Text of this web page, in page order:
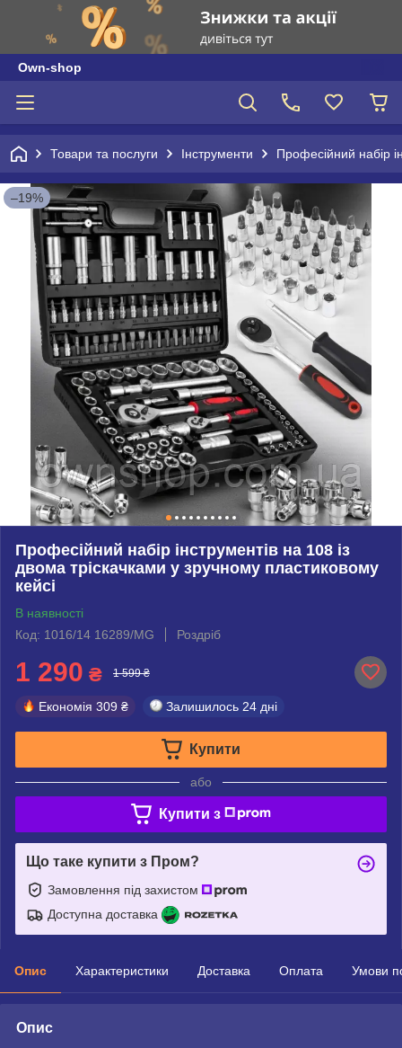
Own-shop
Товари та послуги Інструменти Професійний набір
–19%
Професійний набір інструментів на 108 із
двома тріскачками у зручному пластиковому
кейсі
В наявності
Код: 1016/14 16289/MG
Роздріб
1 290 ₴ 1 599 ₴
Економія 309 ₴ Залишилось 24 дні
Купити
або
Купити з
Що таке купити з Пром?
Замовлення під захистом
Доступна доставка
Опис Характеристики Доставка Оплата Умови
Опис